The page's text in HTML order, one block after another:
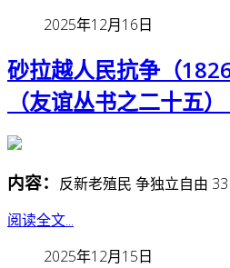
2025年12月16日
砂拉越人民抗争（
（友谊丛书之二十五
内容： 反新老殖民 争独立自由
阅读全文...
2025年12月15日